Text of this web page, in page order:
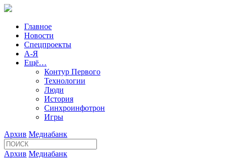
Главное
Новости
Спецпроекты
А-Я
Ещё…
Контур Первого
Технологии
Люди
История
Синхроинфотрон
Игры
Архив Медиабанк
Архив Медиабанк